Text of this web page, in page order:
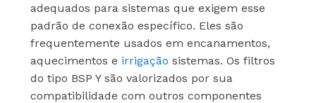
adequados para sistemas que exigem esse
padrão de conexão específico. Eles são
frequentemente usados em encanamentos,
aquecimentos e irrigação sistemas. Os filtros
do tipo BSP Y são valorizados por sua
compatibilidade com outros componentes